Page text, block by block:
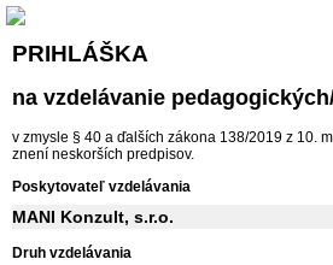
PRIHLÁŠKA
na vzdelávanie
v zmysle § 40 a ďalších zákona 138/2019 z 10.
znení neskorších predpisov.
Poskytovateľ vzdelávania
MANI Konzult, s.r.o.
Druh vzdelávania